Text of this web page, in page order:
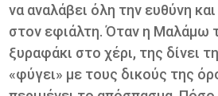
να αναλάβει όλη την ευθύνη
στον εφιάλτη. Όταν η Μαλάμω
ξυραφάκι στο χέρι, της δίνει
«φύγει» με τους δικούς της